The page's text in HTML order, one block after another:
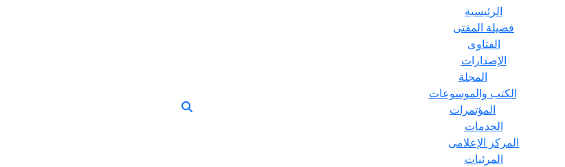
الرئيسية
فضيلة المفتى
الفتاوى
الإصدارات
المجلة
الكتب والموسوعات
المؤتمرات
الخدمات
المركز الإعلامى
المرئيات